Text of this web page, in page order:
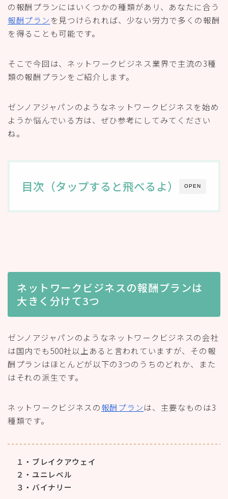
の報酬プランにはいくつかの種類があリ、あなたに合う
報酬プラン を見つけられれば、少ない労力で多くの報酬
を得ることも可能です。
そこで今回は、ネットワークビジネス業界で主流の3種
類の報酬プランをご紹介します。
ゼンノアジャパンのようなネットワークビジネスを始め
ようか悩んでいる方は、ぜひ参考にしてみてください
ね。
OPEN
目次（タップすると飛べるよ）
ネットワークビジネスの報酬プランは
大きく分けて3つ
ゼンノアジャパンのようなネットワークビジネスの会社
は国内でも500社以上あると言われていますが、その報
酬プランはほとんどが以下の3つのうちのどれか、また
はそれの派生です。
ネットワークビジネスの報酬プランは、主要なものは3
種類です。
１・ブレイクアウェイ
２・ユニレベル
３・バイナリー